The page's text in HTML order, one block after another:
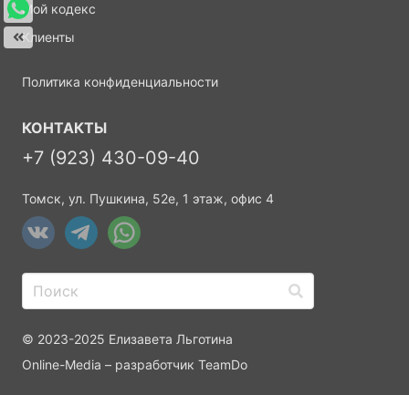
Мой кодекс
Клиенты
Политика конфиденциальности
КОНТАКТЫ
+7 (923) 430-09-40
Томск, ул. Пушкина, 52е, 1 этаж, офис 4
© 2023-2025 Елизавета Льготина
Online-Media – разработчик TeamDo